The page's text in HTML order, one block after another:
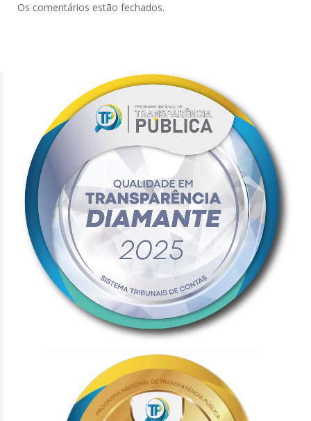
Os comentários estão fechados.